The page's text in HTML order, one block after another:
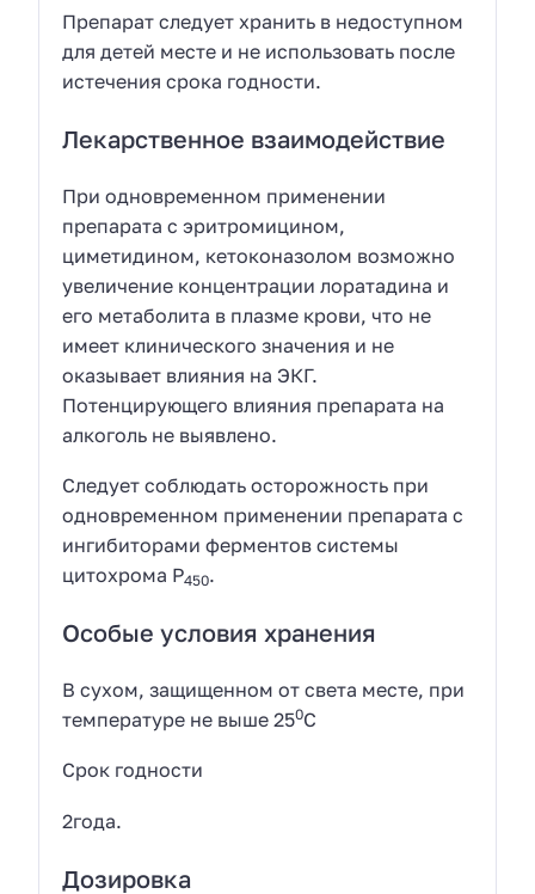
Препарат следует хранить в недоступном
для детей месте и не использовать после
истечения срока годности.
Лекарственное взаимодействие
При одновременном применении
препарата с эритромицином,
циметидином, кетоконазолом возможно
увеличение концентрации лоратадина и
его метаболита в плазме крови, что не
имеет клинического значения и не
оказывает влияния на ЭКГ.
Потенцирующего влияния препарата на
алкоголь не выявлено.
Следует соблюдать осторожность при
одновременном применении препарата с
ингибиторами ферментов системы
цитохрома Р450.
Особые условия хранения
В сухом, защищенном от света месте, при
температуре не выше 250С
Срок годности
2года.
Дозировка